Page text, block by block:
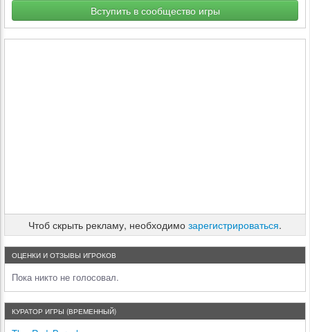
Вступить в сообщество игры
Чтоб скрыть рекламу, необходимо зарегистрироваться.
ОЦЕНКИ И ОТЗЫВЫ ИГРОКОВ
Пока никто не голосовал.
КУРАТОР ИГРЫ (ВРЕМЕННЫЙ)